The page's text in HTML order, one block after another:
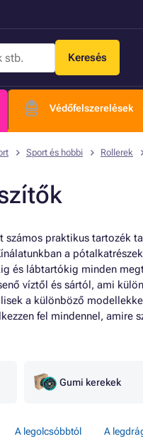
Keresés
Védőfelszerelések
Sport és hobbi Rollerek
praktikus tartozék
a
és lábtartókig minden
víztől és sártól, ami
a különböző
fel mindennel, amire
Gumi kerekek
A legolcsóbbtól A